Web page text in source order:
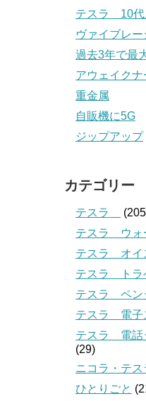
テスラ 10
ヴァイブレ
過去3年で最
アウェイクナ
重金属
自販機に5G
ジップアップ
カテゴリー
テスラ
テスラ ウォ
テスラ オイ
テスラ トラ
テスラ ペン
テスラ 電子
テスラ 電話
(29)
ニコラ・テス
ひとりごと